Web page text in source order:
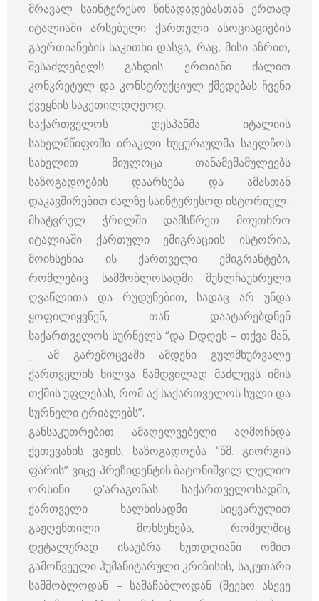
მრავალ საინტერესო წინადადებასთან ერთად
იტალიაში არსებული ქართული ასოციაციების
გაერთიანების საკითხი დასვა, რაც, მისი აზრით,
შესაძლებელს გახდის ერთიანი ძალით
კონკრეტულ და კონსტრუქციულ ქმედებას ჩვენი
ქვეყნის საკეთილდღეოდ.
საქართველოს დესპანმა იტალიის
სახელმწიფოში ირაკლი ხუცურაულმა საელჩოს
სახელით მიულოცა თანამემამულეებს
საზოგადოების დაარსება და ამასთან
დაკავშირებით ძალზე საინტერესოდ ისტორიულ-
მხატვრულ ჭრილში დამსწრეთ მოუთხრო
იტალიაში ქართული ემიგრაციის ისტორია,
მოიხსენია ის ქართველი ემიგრანტები,
რომლებიც სამშობლოსადმი მუხლჩაუხრელი
ღვაწლითა და რუდუნებით, სადაც არ უნდა
ყოფილიყვნენ, თან დაატარებდნენ
საქართველოს სურნელს “და Dდღეს – თქვა მან,
_ ამ გარემოცვაში ამდენი გულმხურვალე
ქართველის ხილვა ნამდვილად მაძლევს იმის
თქმის უფლებას, რომ აქ საქართველოს სული და
სურნელი ტრიალებს”.
განსაკუთრებით ამაღელვებელი აღმოჩნდა
ქეთევანის ვაჟის, საზოგადოება “წმ. გიორგის
ფარის” ვიცე-პრეზიდენტის ბატონიშვილ ლელიო
ორსინი დ’არაგონას საქართველოსადმი,
ქართველი ხალხისადმი სიყვარულით
გაჟღენთილი მოხსენება, რომელშიც
დეტალურად ისაუბრა ხუთდღიანი ომით
გამოწვეული ჰუმანიტარული კრიზისის, საკუთარი
სამშობლოდან – სამაჩაბლოდან (შეეხო ასევე